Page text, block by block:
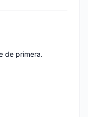
de primera.